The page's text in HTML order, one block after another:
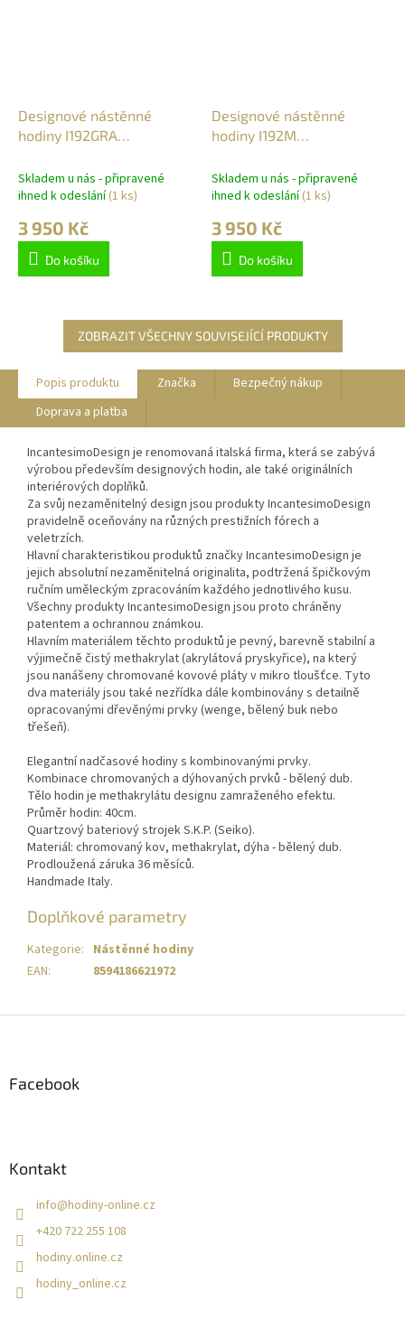
Designové nástěnné
hodiny I192GRA
Skladem u nás - připravené
ihned k odeslání(1 ks)
3 950 Kč
Do košíku
Designové nástěnné
hodiny I192M
Skladem u nás - připravené
ihned k odeslání(1 ks)
3 950 Kč
Do košíku
ZOBRAZIT VŠECHNY SOUVISEJÍCÍ PRODUKTY
Popis produktu Značka
Bezpečný nákup
Doprava a platba
IncantesimoDesign je renomovaná italská firma, která se zabývá
výrobou především designových hodin, ale také originálních
interiérových doplňků.
Za svůj nezaměnitelný design jsou produkty IncantesimoDesign
pravidelně oceňovány na různých prestižních fórech a
veletrzích.
Hlavní charakteristikou produktů značky IncantesimoDesign je
jejich absolutní nezaměnitelná originalita, podtržená špičkovým
ručním uměleckým zpracováním každého jednotlivého kusu.
Všechny produkty IncantesimoDesign jsou proto chráněny
patentem a ochrannou známkou.
Hlavním materiálem těchto produktů je pevný, barevně stabilní a
výjimečně čistý methakrylat (akrylátová pryskyřice), na který
jsou nanášeny chromované kovové pláty v mikro tloušťce. Tyto
dva materiály jsou také nezřídka dále kombinovány s detailně
opracovanými dřevěnými prvky (wenge, bělený buk nebo
třešeň).
Elegantní nadčasové hodiny s kombinovanými prvky.
Kombinace chromovaných a dýhovaných prvků - bělený dub.
Tělo hodin je methakrylátu designu zamraženého efektu.
Průměr hodin: 40cm.
Quartzový bateriový strojek S.K.P. (Seiko).
Materiál: chromovaný kov, methakrylat, dýha - bělený dub.
Prodloužená záruka 36 měsíců.
Handmade Italy.
Doplňkové parametry
Kategorie: Nástěnné hodiny
EAN: 8594186621972
Facebook
Kontakt
info@hodiny-online.cz
+420 722 255 108
hodiny.online.cz
hodiny_online.cz